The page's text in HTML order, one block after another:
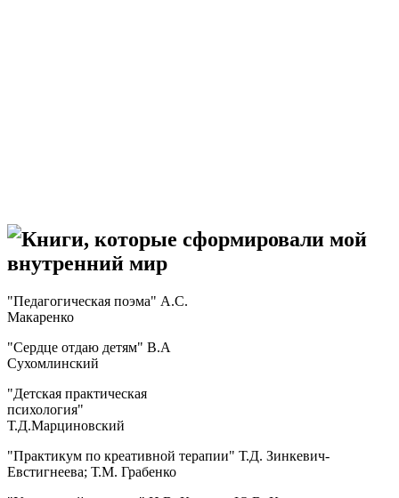
Книги, которые сформировали мой
внутренний мир
"Педагогическая поэма" А.С.
Макаренко
"Сердце отдаю детям" В.А
Сухомлинский
"Детская практическая
психология"
Т.Д.Марциновский
"Практикум по креативной терапии" Т.Д. Зинкевич-
Евстигнеева; Т.М. Грабенко